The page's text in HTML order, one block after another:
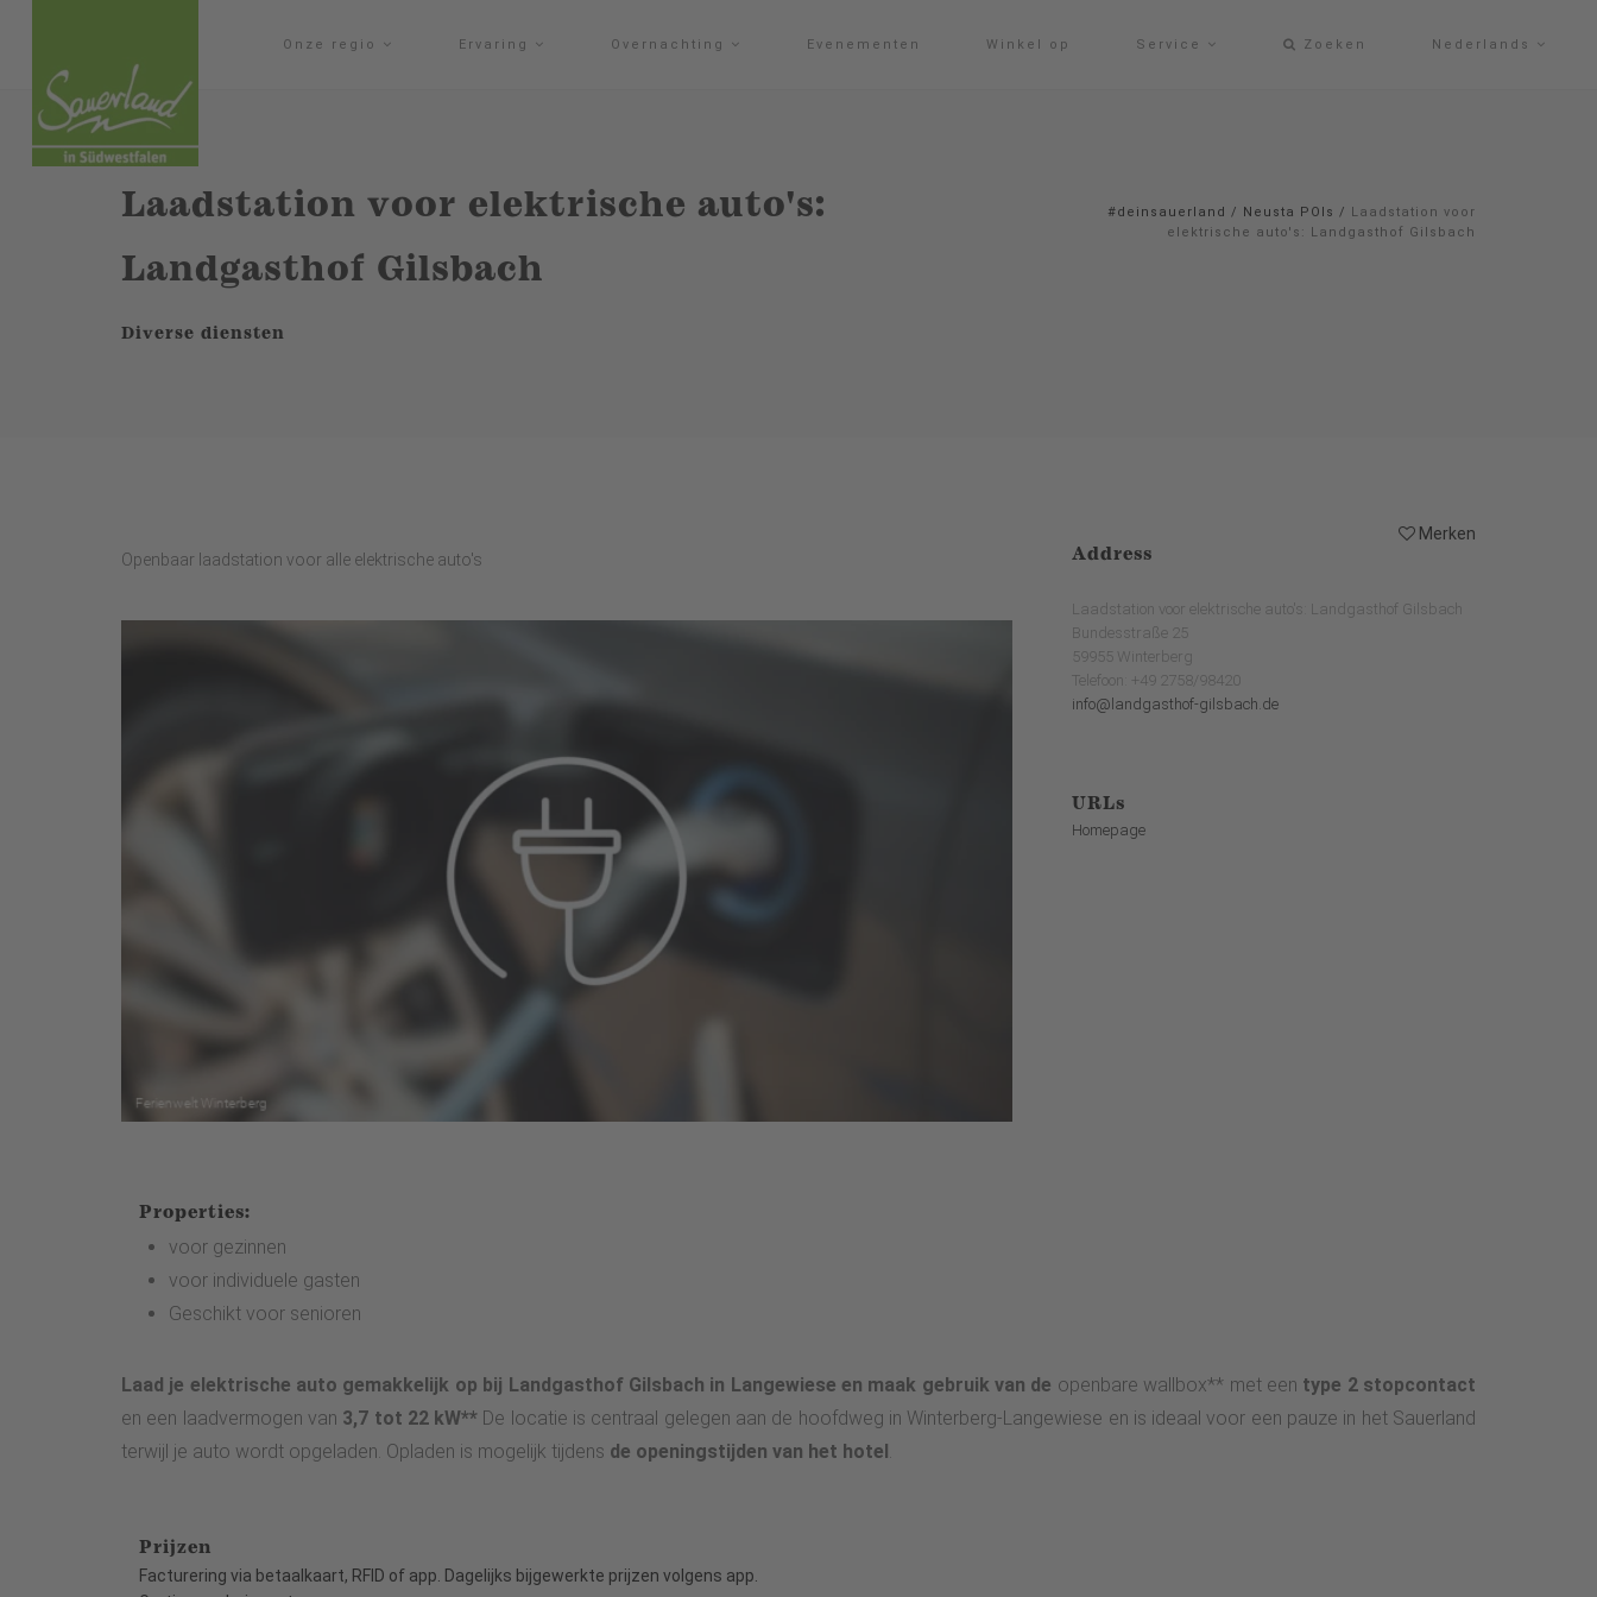
Onze regio Ervaring Overnachting Evenementen Winkel op Service Zoeken Nederlands
Laadstation voor elektrische auto's:
Landgasthof Gilsbach
Diverse diensten
#deinsauerland / Neusta POIs / Laadstation voor
elektrische auto's: Landgasthof Gilsbach
Merken
Openbaar laadstation voor alle elektrische auto's
Address
Laadstation voor elektrische auto's: Landgasthof Gilsbach
Bundesstraße 25
59955 Winterberg
Telefoon: +49 2758/98420
info@landgasthof-gilsbach.de
URLs
Homepage
Properties:
voor gezinnen
voor individuele gasten
Geschikt voor senioren
Laad je elektrische auto gemakkelijk op bij Landgasthof Gilsbach in Langewiese en maak gebruik van de openbare wallbox** met een type 2 stopcontact
en een laadvermogen van 3,7 tot 22 kW** De locatie is centraal gelegen aan de hoofdweg in Winterberg-Langewiese en is ideaal voor een pauze in het Sauerland
terwijl je auto wordt opgeladen. Opladen is mogelijk tijdens de openingstijden van het hotel.
Prijzen
Facturering via betaalkaart, RFID of app. Dagelijks bijgewerkte prijzen volgens app.